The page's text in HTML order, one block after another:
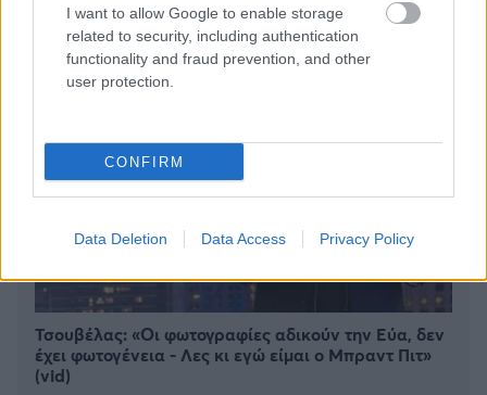
I want to allow Google to enable storage
related to security, including authentication
functionality and fraud prevention, and other
user protection.
CONFIRM
Data Deletion Data Access Privacy Policy
Τσουβέλας: «Οι φωτογραφίες αδικούν την Εύα, δεν
έχει φωτογένεια - Λες κι εγώ είμαι ο Μπραντ Πιτ»
(vid)